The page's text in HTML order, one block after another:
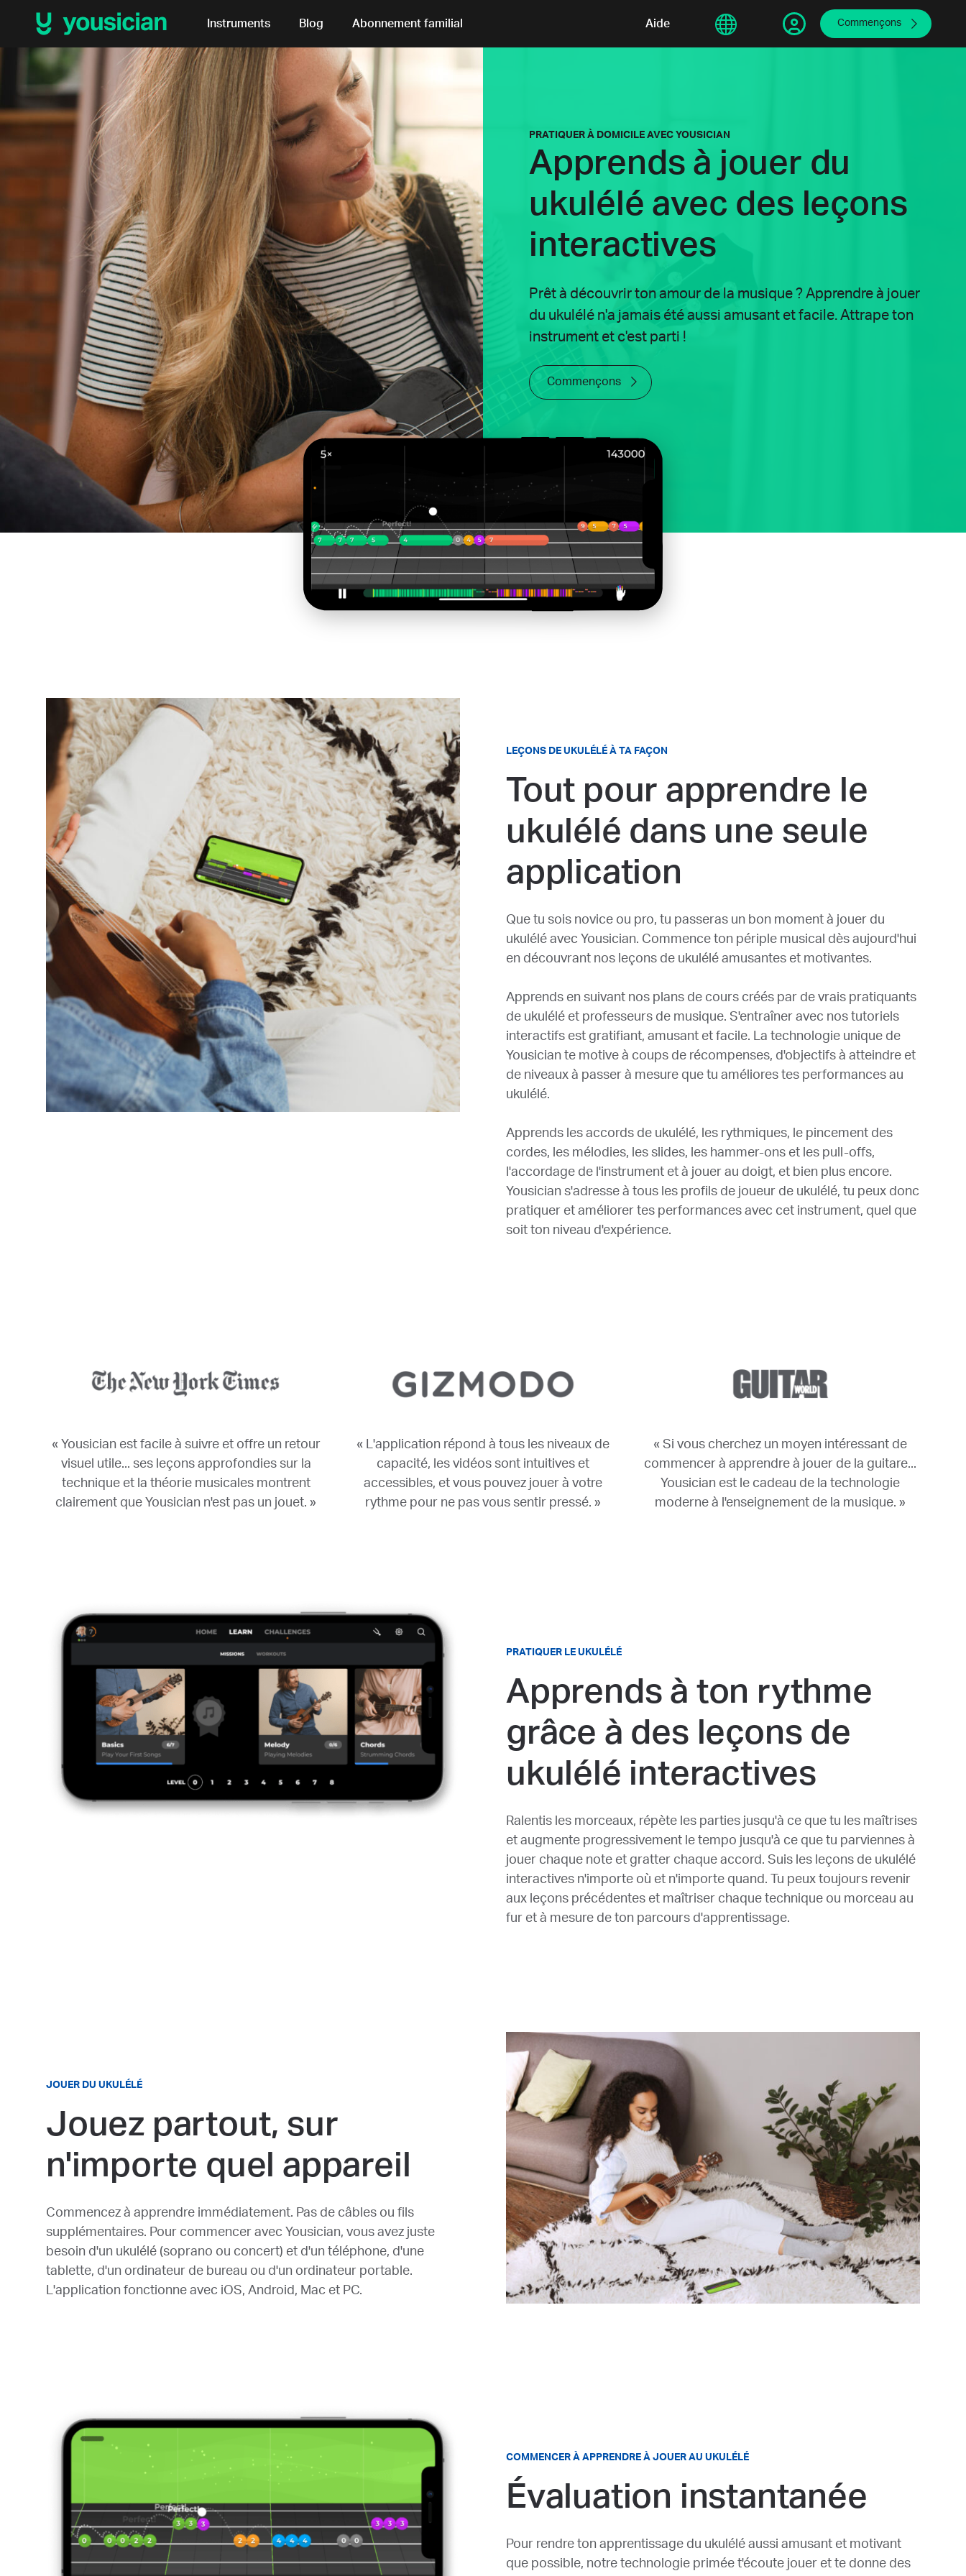
Instruments Blog Abonnement familial Aide sphere
繁體中文 Commençons
PRATIQUER À DOMICILE AVEC YOUSICIAN
Apprends à jouer du
ukulélé avec des leçons
interactives
Prêt à découvrir ton amour de la musique ? Apprendre à jouer
du ukulélé n'a jamais été aussi amusant et facile. Attrape ton
instrument et c'est parti !
Commençons
LEÇONS DE UKULÉLÉ À TA FAÇON
Tout pour apprendre le
ukulélé dans une seule
application
Que tu sois novice ou pro, tu passeras un bon moment à jouer du
ukulélé avec Yousician. Commence ton périple musical dès aujourd'hui
en découvrant nos leçons de ukulélé amusantes et motivantes.
Apprends en suivant nos plans de cours créés par de vrais pratiquants
de ukulélé et professeurs de musique. S'entraîner avec nos tutoriels
interactifs est gratifiant, amusant et facile. La technologie unique de
Yousician te motive à coups de récompenses, d'objectifs à atteindre et
de niveaux à passer à mesure que tu améliores tes performances au
ukulélé.
Apprends les accords de ukulélé, les rythmiques, le pincement des
cordes, les mélodies, les slides, les hammer-ons et les pull-offs,
l'accordage de l'instrument et à jouer au doigt, et bien plus encore.
Yousician s'adresse à tous les profils de joueur de ukulélé, tu peux donc
pratiquer et améliorer tes performances avec cet instrument, quel que
soit ton niveau d'expérience.
« Yousician est facile à suivre et offre un retour
visuel utile... ses leçons approfondies sur la
technique et la théorie musicales montrent
clairement que Yousician n'est pas un jouet. »
« L'application répond à tous les niveaux de
capacité, les vidéos sont intuitives et
accessibles, et vous pouvez jouer à votre
rythme pour ne pas vous sentir pressé. »
« Si vous cherchez un moyen intéressant de
commencer à apprendre à jouer de la guitare...
Yousician est le cadeau de la technologie
moderne à l'enseignement de la musique. »
PRATIQUER LE UKULÉLÉ
Apprends à ton rythme
grâce à des leçons de
ukulélé interactives
Ralentis les morceaux, répète les parties jusqu'à ce que tu les maîtrises
et augmente progressivement le tempo jusqu'à ce que tu parviennes à
jouer chaque note et gratter chaque accord. Suis les leçons de ukulélé
interactives n'importe où et n'importe quand. Tu peux toujours revenir
aux leçons précédentes et maîtriser chaque technique ou morceau au
fur et à mesure de ton parcours d'apprentissage.
JOUER DU UKULÉLÉ
Jouez partout, sur
n'importe quel appareil
Commencez à apprendre immédiatement. Pas de câbles ou fils
supplémentaires. Pour commencer avec Yousician, vous avez juste
besoin d'un ukulélé (soprano ou concert) et d'un téléphone, d'une
tablette, d'un ordinateur de bureau ou d'un ordinateur portable.
L'application fonctionne avec iOS, Android, Mac et PC.
COMMENCER À APPRENDRE À JOUER AU UKULÉLÉ
Évaluation instantanée
Pour rendre ton apprentissage du ukulélé aussi amusant et motivant
que possible, notre technologie primée t'écoute jouer et te donne des